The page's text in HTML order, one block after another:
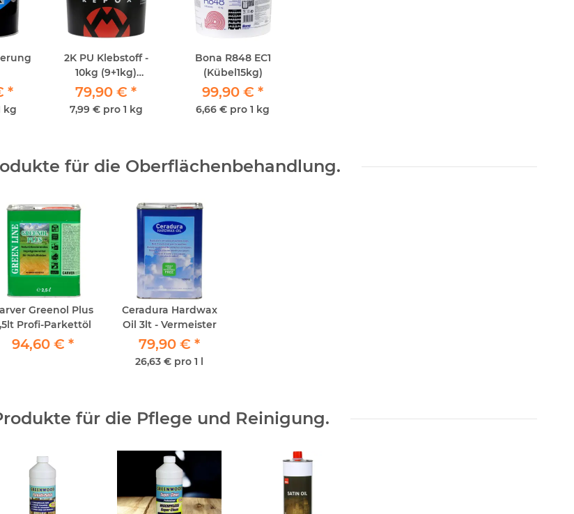
*
kg
2K PU Klebstoff -
10kg (9+1kg)
Vermeister Repox
79,90 € *
7,99 € pro 1 kg
Bona R848 EC1
(Kübel15kg)
99,90 € *
6,66 € pro 1 kg
für die Oberflächenbehandlung.
Greenol Plus
Profi-Parkettöl
94,60 € *
Ceradura Hardwax
Oil 3lt - Vermeister
79,90 € *
26,63 € pro 1 l
für die Pflege und Reinigung.